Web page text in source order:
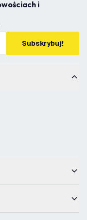
Subskrybuj!